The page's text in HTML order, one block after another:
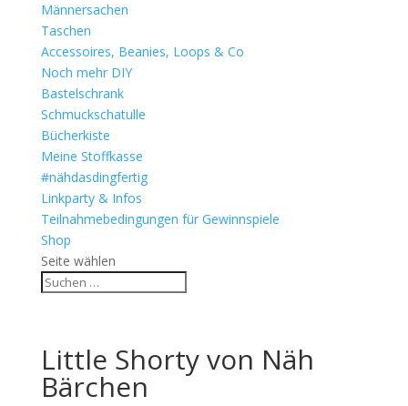
Männersachen
Taschen
Accessoires, Beanies, Loops & Co
Noch mehr DIY
Bastelschrank
Schmuckschatulle
Bücherkiste
Meine Stoffkasse
#nähdasdingfertig
Linkparty & Infos
Teilnahmebedingungen für Gewinnspiele
Shop
Seite wählen
Little Shorty von Näh
Bärchen